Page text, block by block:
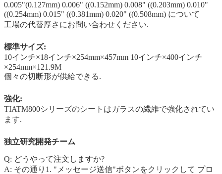
0.005"(0.127mm) 0.006" ((0.152mm) 0.008" ((0.203mm) 0.010"
((0.254mm) 0.015" ((0.381mm) 0.020" ((0.508mm) について
工場の代替厚さにお問い合わせください.
標準サイズ:
10インチ×18インチ×254mm×457mm 10インチ×400インチ
×254mm×121.9M
個々の切断形が供給できる.
強化:
TIATM800シリーズのシートはガラスの繊維で強化されてい
ます.
独立研究開発チーム
Q: どうやって注文しますか?
A: その通り1. "メッセージ送信"ボタンをクリックして プロ